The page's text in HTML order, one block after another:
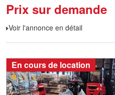
Prix sur demande
Voir l'annonce en détail
En cours de location